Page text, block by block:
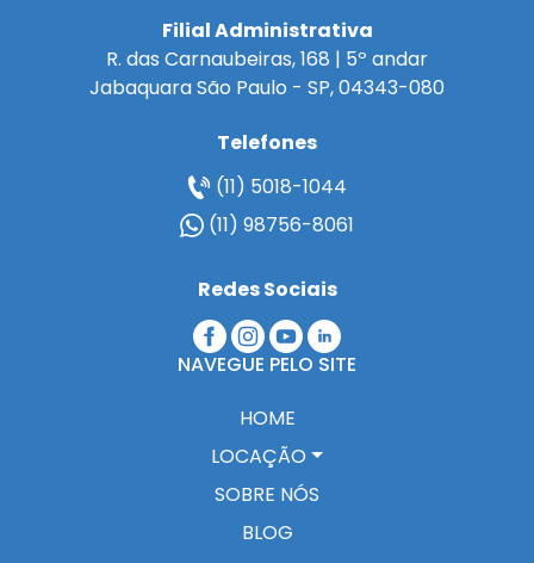
Filial Administrativa
R. das Carnaubeiras, 168 | 5º andar
Jabaquara São Paulo - SP, 04343-080
Telefones
(11) 5018-1044
(11) 98756-8061
Redes Sociais
NAVEGUE PELO SITE
HOME
LOCAÇÃO
SOBRE NÓS
BLOG